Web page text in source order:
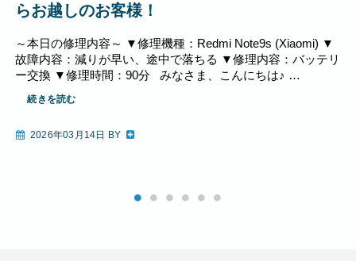
した！
みなさま、こんにちは♪ iPhone修理スマホクリニック栄セン
トラルパーク店です。 iPhone17シリーズが発売されてまだ
半年ほどですが、スマホクリニックでは早々に iPhone17
iPhone1…
2026年01月12日 BY スマホクリニック栄セントラルパーク店